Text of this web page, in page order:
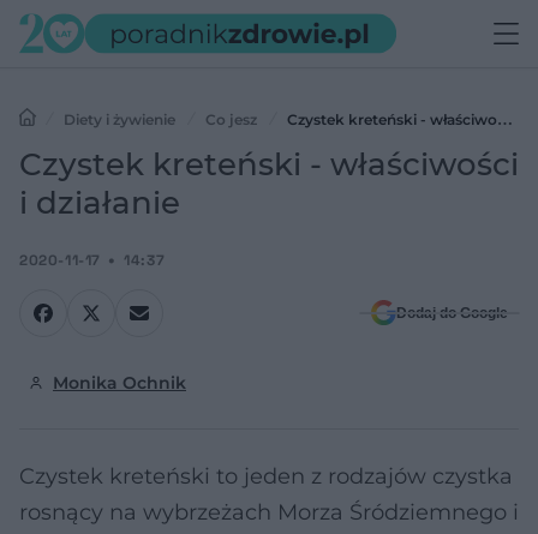
Diety i żywienie Co jesz
Czystek kreteński - właściwości i
działanie
Czystek kreteński - właściwości
i działanie
2020-11-17 14:37
Dodaj do Google
Monika Ochnik
Czystek kreteński to jeden z rodzajów czystka
rosnący na wybrzeżach Morza Śródziemnego i